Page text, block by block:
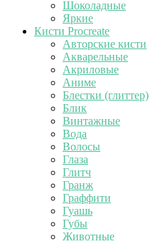
Шоколадные
Яркие
Кисти Procreate
Авторские кисти
Акварельные
Акриловые
Аниме
Блестки (глиттер)
Блик
Винтажные
Вода
Волосы
Глаза
Глитч
Гранж
Граффити
Гуашь
Губы
Животные